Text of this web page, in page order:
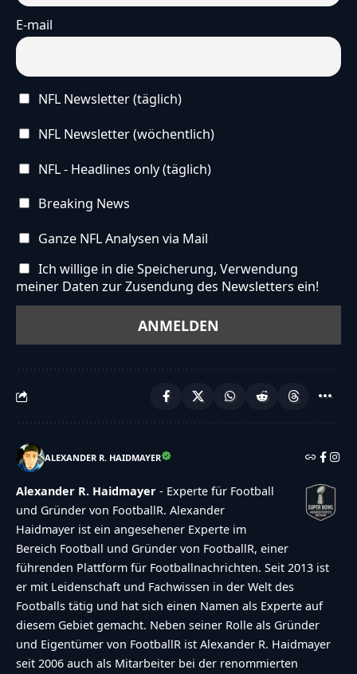
E-mail
NFL Newsletter (täglich)
NFL Newsletter (wöchentlich)
NFL - Headlines only (täglich)
Breaking News
Ganze NFL Analysen via Mail
Ich willige in die Speicherung, Verwendung
meiner Daten zur Zusendung des Newsletters ein!
ALEXANDER R. HAIDMAYER
Alexander R. Haidmayer - Experte für Football
und Gründer von FootballR. Alexander
Haidmayer ist ein angesehener Experte im
Bereich Football und Gründer von FootballR, einer
führenden Plattform für Footballnachrichten. Seit 2013 ist
er mit Leidenschaft und Fachwissen in der Welt des
Footballs tätig und hat sich einen Namen als Experte auf
diesem Gebiet gemacht. Neben seiner Rolle als Gründer
und Eigentümer von FootballR ist Alexander R. Haidmayer
seit 2006 auch als Mitarbeiter bei der renommierten